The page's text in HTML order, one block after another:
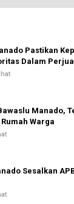
Pastikan
Dalam
Manado,
Warga
Sesalkan